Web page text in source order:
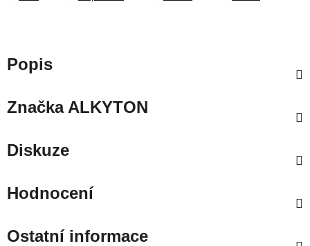
Popis
ZnačkaALKYTON
Diskuze
Hodnocení
Ostatní informace